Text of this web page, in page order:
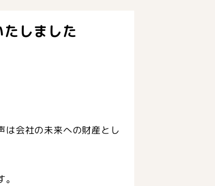
しました
は会社の未来への財産とし